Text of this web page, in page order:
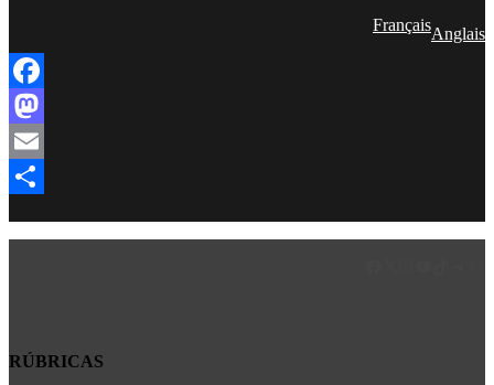
FrançaisAnglais
Facebook
Mastodon
Email
RÚBRICAS